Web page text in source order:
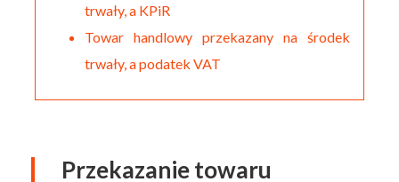
trwały, a KPiR
Towar handlowy przekazany na środek
trwały, a podatek VAT
Przekazanie towaru